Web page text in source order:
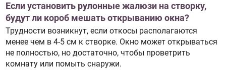
Если установить рулонные жалюзи на створку,
будут ли короб мешать открыванию окна?
Трудности возникнут, если откосы располагаются
менее чем в 4-5 см к створке. Окно может открываться
не полностью, но достаточно, чтобы проветрить
комнату или помыть снаружи.